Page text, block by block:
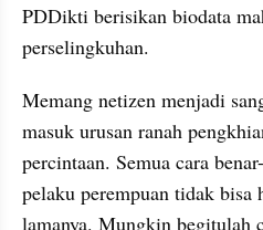
PDDikti berisikan biodata
perselingkuhan.
Memang netizen menjadi
masuk urusan ranah
percintaan. Semua cara
pelaku perempuan tidak bisa
lamanya. Mungkin begitulah